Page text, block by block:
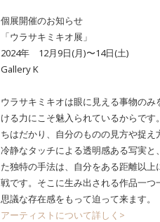
個展開催のお知らせ
「ウラサキミキオ展」
2024年 12月9日(月)〜14日(土)
Gallery K
ウラサキミキオは眼に見える事物の
ける力にこそ魅入られているからで
ちはだかり、自分のものの見方や捉え
冷静なタッチによる透明感ある写実
た独特の手法は、自分をある距離以
戦です。そこに生み出される作品一
思議な存在感をもって迫って来ます。
アーティストについて詳しく>